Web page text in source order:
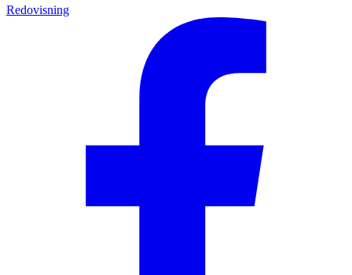
Redovisning